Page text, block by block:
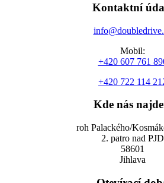
Kontaktní
Mobil:
+420 607 761
+420 722 114
Kde nás
roh Palackého/
2. patro nad PJD
58601
Jihlava